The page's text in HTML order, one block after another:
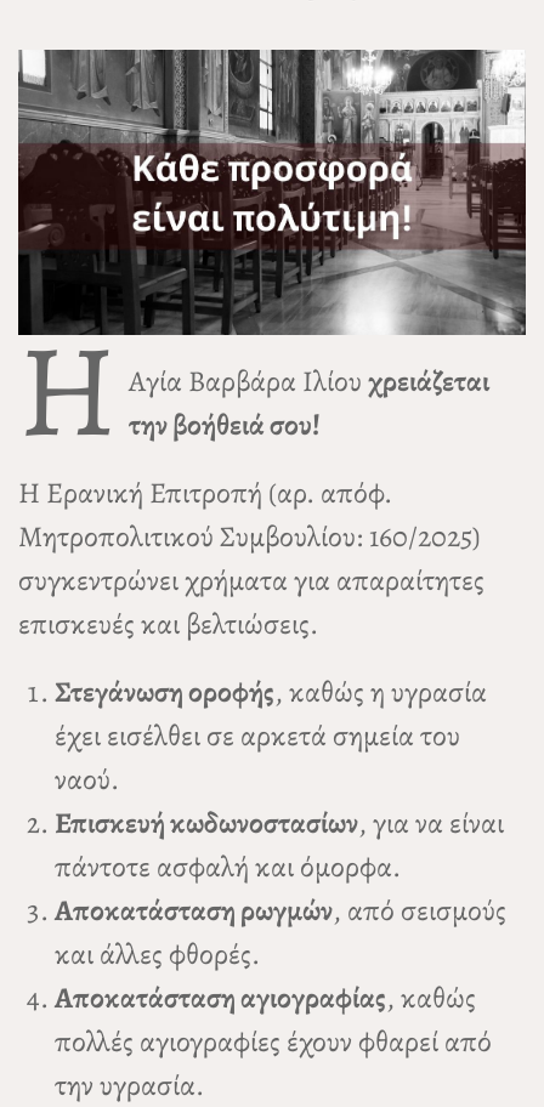
Η Αγία Βαρβάρα Ιλίουχρειάζεται
την βοήθειά σου!
Η Ερανική Επιτροπή (αρ. απόφ.
Μητροπολιτικού Συμβουλίου: 160/2025)
συγκεντρώνει χρήματα για απαραίτητες
επισκευές και βελτιώσεις.
Στεγάνωση οροφής, καθώς η υγρασία
έχει εισέλθει σε αρκετά σημεία του
ναού.
Επισκευή κωδωνοστασίων, για να είναι
πάντοτε ασφαλή και όμορφα.
Αποκατάσταση ρωγμών, από σεισμούς
και άλλες φθορές.
Αποκατάσταση αγιογραφίας, καθώς
πολλές αγιογραφίες έχουν φθαρεί από
την υγρασία.